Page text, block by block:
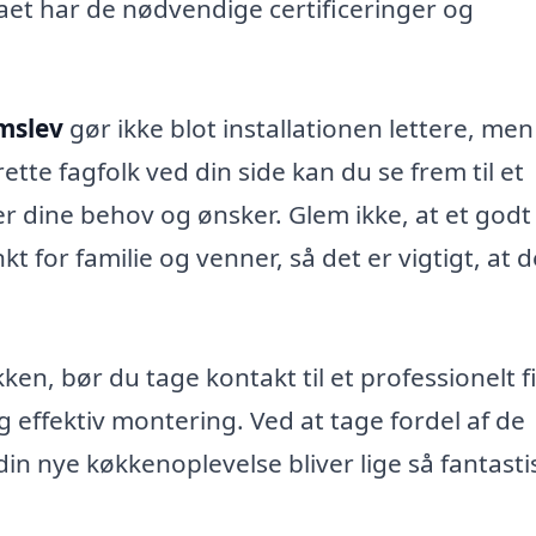
har de nødvendige certificeringer og
gør ikke blot installationen lettere,
fagfolk ved din side kan du se frem til et
behov og ønsker. Glem ikke, at et godt
for familie og venner, så det er vigtigt, at
bør du tage kontakt til et professionelt
effektiv montering. Ved at tage fordel af de
nye køkkenoplevelse bliver lige så